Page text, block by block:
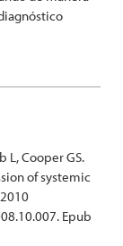
L, Cooper GS.
of systemic
Epub